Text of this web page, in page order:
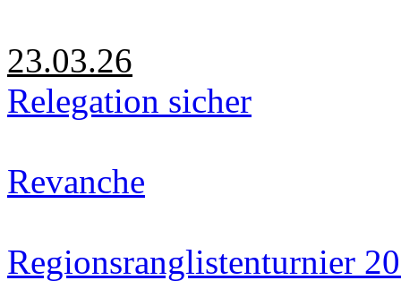
23.03.26
Relegation sicher
Revanche
Regionsranglistenturnier